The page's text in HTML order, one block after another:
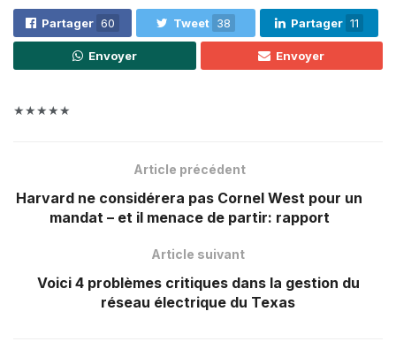
Partager 60 Tweet 38 Partager 11
Envoyer Envoyer
★★★★★
Article précédent
Harvard ne considérera pas Cornel West pour un
mandat – et il menace de partir: rapport
Article suivant
Voici 4 problèmes critiques dans la gestion du
réseau électrique du Texas